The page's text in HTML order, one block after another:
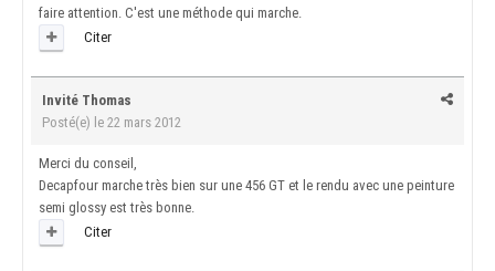
faire attention. C'est une méthode qui marche.
Citer
Invité Thomas
Posté(e) le 22 mars 2012
Merci du conseil,
Decapfour marche très bien sur une 456 GT et le rendu avec une peinture
semi glossy est très bonne.
Citer